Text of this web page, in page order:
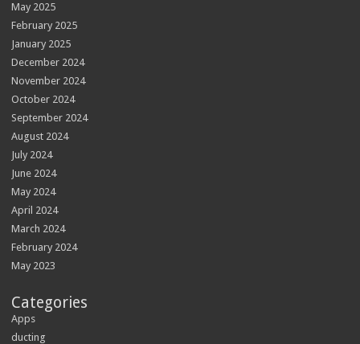
May 2025
February 2025
January 2025
December 2024
November 2024
October 2024
September 2024
August 2024
July 2024
June 2024
May 2024
April 2024
March 2024
February 2024
May 2023
Categories
Apps
ducting